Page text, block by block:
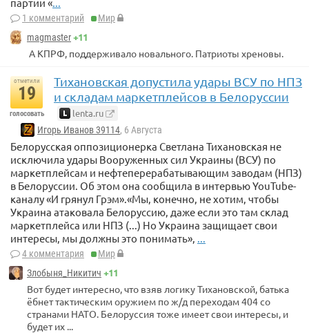
партии «...
1 комментарий
Мир
magmaster+11
А КПРФ, поддерживало новального. Патриоты хреновы.
отметили
19
голосовать
Тихановская допустила удары ВСУ по НПЗ
и складам маркетплейсов в Белоруссии
lenta.ru
Игорь Иванов 39114, 6 Августа
Белорусская оппозиционерка Светлана Тихановская не
исключила удары Вооруженных сил Украины (ВСУ) по
маркетплейсам и нефтеперерабатывающим заводам (НПЗ)
в Белоруссии. Об этом она сообщила в интервью YouTube-
каналу «И грянул Грэм».«Мы, конечно, не хотим, чтобы
Украина атаковала Белоруссию, даже если это там склад
маркетплейса или НПЗ (...) Но Украина защищает свои
интересы, мы должны это понимать»,
4 комментария
Мир
Злобыня_Никитич +11
Вот будет интересно, что взяв логику Тихановской, батька
ёбнет тактическим оружием по ж/д переходам 404 со
странами НАТО. Белоруссия тоже имеет свои интересы, и
будет их ...